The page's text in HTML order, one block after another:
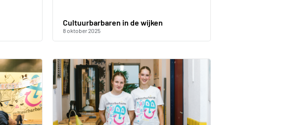
Cultuurbarbaren in de wijken
8 oktober 2025